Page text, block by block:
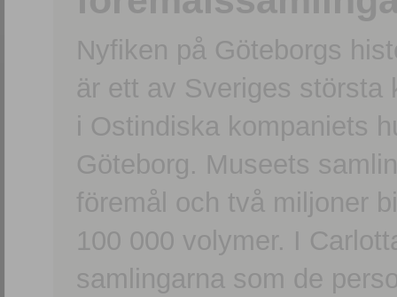
Nyfiken på Göteborgs
är ett av Sveriges största
i Ostindiska kompaniets
Göteborg. Museets
föremål och två miljoner
100 000 volymer. I
samlingarna som de